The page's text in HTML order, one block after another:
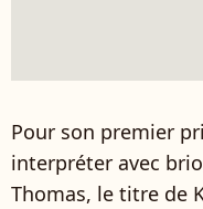
Pour son premier
interpréter avec
Thomas, le titre de